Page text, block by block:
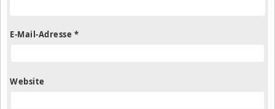
E-Mail-Adresse *
Website